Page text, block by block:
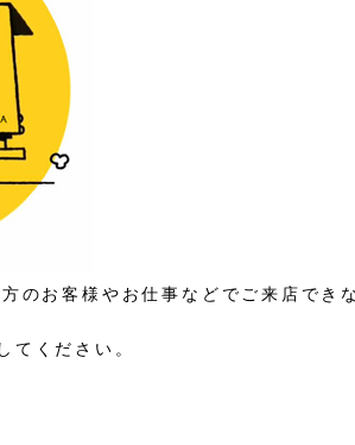
のお客様やお仕事などでご来店でき
てください。